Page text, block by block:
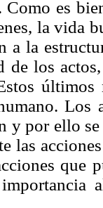
Como es
la vida
a la
de los
Los
y por ello
las
que